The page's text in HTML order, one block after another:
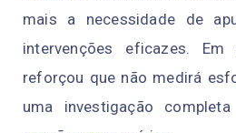
mais a necessidade de
intervenções eficazes. Em
reforçou que não medirá es
uma investigação completa